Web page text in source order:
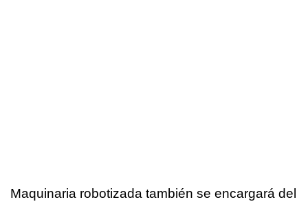
Maquinaria robotizada también se encargará del